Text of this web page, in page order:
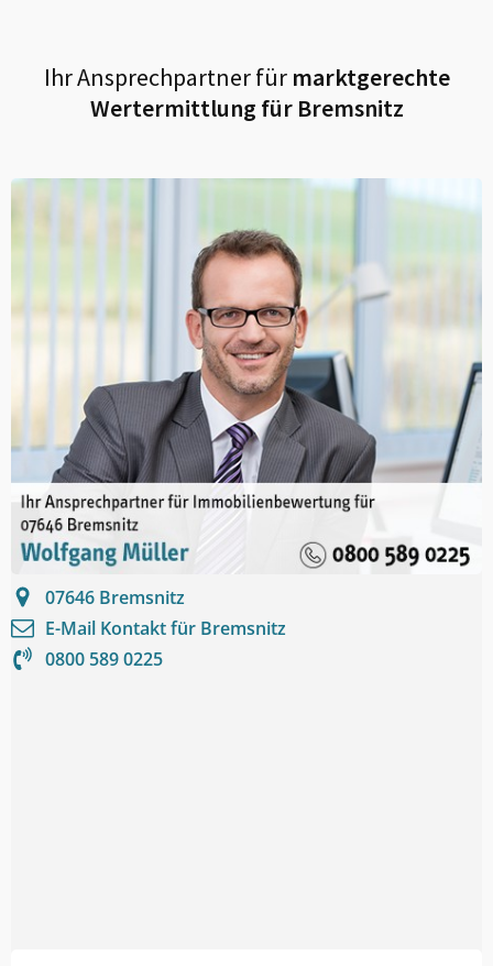
Ihr Ansprechpartner fürmarktgerechte
Wertermittlung für Bremsnitz
07646 Bremsnitz
E-Mail Kontakt für Bremsnitz
0800 589 0225